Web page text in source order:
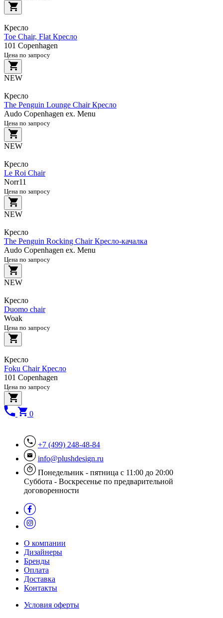
Кресло
Toe Chair, Flat Кресло
101 Copenhagen
Цена по запросу
NEW
Кресло
The Penguin Lounge Chair Кресло
Audo Copenhagen ex. Menu
Цена по запросу
NEW
Кресло
Le Roi Chair
Norr11
Цена по запросу
NEW
Кресло
The Penguin Rocking Chair Кресло-качалка
Audo Copenhagen ex. Menu
Цена по запросу
NEW
Кресло
Duomo chair
Woak
Цена по запросу
Кресло
Foku Chair Кресло
101 Copenhagen
Цена по запросу
0
+7 (499) 248-48-84
info@plushdesign.ru
Понедельник - пятница с 11:00 до 20:00
Суббота - Воскресенье по предварительной
договоренности
О компании
Дизайнеры
Бренды
Оплата
Доставка
Контакты
Условия оферты